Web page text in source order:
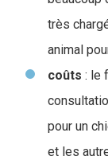
très
animal
coûts : le
pour un
et les